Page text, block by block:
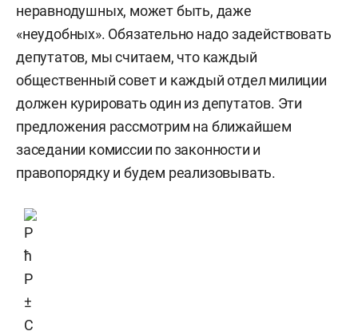
неравнодушных, может быть, даже
«неудобных». Обязательно надо задействовать
депутатов, мы считаем, что каждый
общественный совет и каждый отдел милиции
должен курировать один из депутатов. Эти
предложения рассмотрим на ближайшем
заседании комиссии по законности и
правопорядку и будем реализовывать.